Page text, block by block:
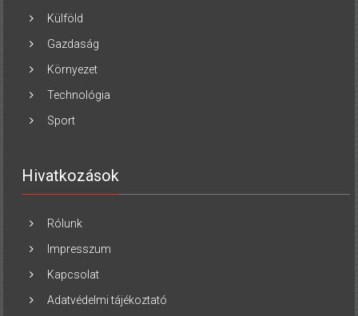
Külföld
Gazdaság
Környezet
Technológia
Sport
Hivatkozások
Rólunk
Impresszum
Kapcsolat
Adatvédelmi tájékoztató